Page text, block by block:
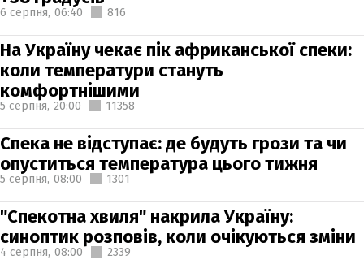
6 серпня, 06:40 816
На Україну чекає пік африканської спеки:
коли температури стануть
комфортнішими
5 серпня, 20:00 11358
Спека не відступає: де будуть грози та чи
опуститься температура цього тижня
5 серпня, 08:00 1301
"Спекотна хвиля" накрила Україну:
синоптик розповів, коли очікуються зміни
4 серпня, 08:00 2339